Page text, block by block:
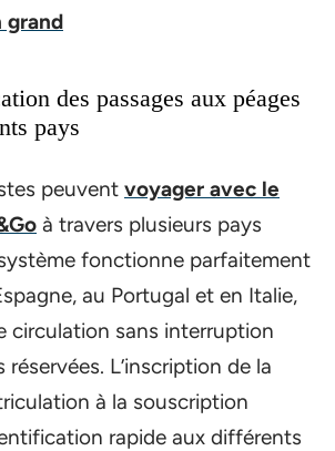
grand
des passages aux péages
pays
peuvent voyager avec le
à travers plusieurs pays
fonctionne parfaitement
au Portugal et en Italie,
circulation sans interruption
L’inscription de la
à la souscription
rapide aux différents